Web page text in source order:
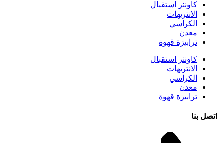
كاونتر استقبال
الانتريهات
الكراسي
معدن
ترابيزة قهوة
كاونتر استقبال
الانتريهات
الكراسي
معدن
ترابيزة قهوة
اتصل بنا